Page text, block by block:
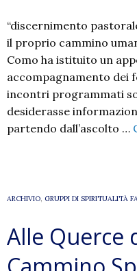
“discernimento
il proprio cammino
Como ha istituito un
accompagnamento dei
incontri programmati
desiderasse
partendo dall’ascolto …
ARCHIVIO, GRUPPI DI SPIRITUALITÀ
Alle Querce